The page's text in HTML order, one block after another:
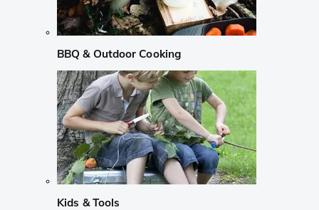
BBQ & Outdoor Cooking
Kids & Tools